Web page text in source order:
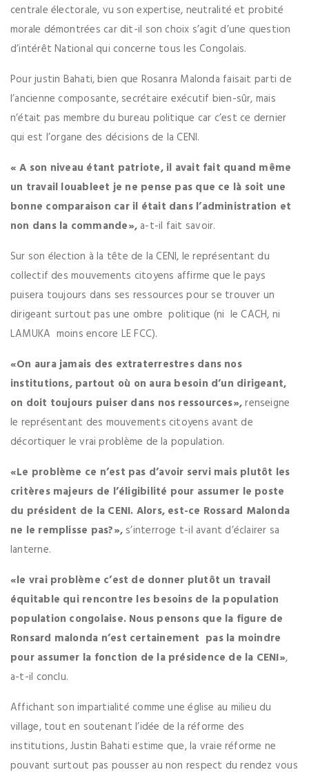
centrale électorale, vu son expertise, neutralité et probité
morale démontrées car dit-il son choix s’agit d’une question
d’intérêt National qui concerne tous les Congolais.
Pour justin Bahati, bien que Rosanra Malonda faisait parti de
l’ancienne composante, secrétaire exécutif bien-sûr, mais
n’était pas membre du bureau politique car c’est ce dernier
qui est l’organe des décisions de la CENI.
« A son niveau étant patriote, il avait fait quand même
un travail louableet je ne pense pas que ce là soit une
bonne comparaison car il était dans l’administration et
non dans la commande»,a-t-il fait savoir.
Sur son élection à la tête de la CENI, le représentant du
collectif des mouvements citoyens affirme que le pays
puisera toujours dans ses ressources pour se trouver un
dirigeant surtout pas une ombre politique (ni le CACH, ni
LAMUKA moins encore LE FCC).
«On aura jamais des extraterrestres dans nos
institutions, partout où on aura besoin d’un dirigeant,
on doit toujours puiser dans nos ressources»,renseigne
le représentant des mouvements citoyens avant de
décortiquer le vrai problème de la population.
«Le problème ce n’est pas d’avoir servi mais plutôt les
critères majeurs de l’éligibilité pour assumer le poste
du président de la CENI. Alors, est-ce Rossard Malonda
ne le remplisse pas?», s’interroge t-il avant d’éclairer sa
lanterne.
«le vrai problème c’est de donner plutôt un travail
équitable qui rencontre les besoins de la population
population congolaise. Nous pensons que la figure de
Ronsard malonda n’est certainement pas la moindre
pour assumer la fonction de la présidence de la CENI»,
a-t-il conclu.
Affichant son impartialité comme une église au milieu du
village, tout en soutenant l’idée de la réforme des
institutions, Justin Bahati estime que, la vraie réforme ne
pouvant surtout pas pousser au non respect du rendez vous